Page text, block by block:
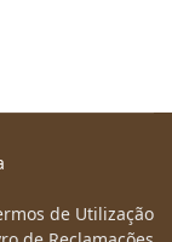
de Utilização